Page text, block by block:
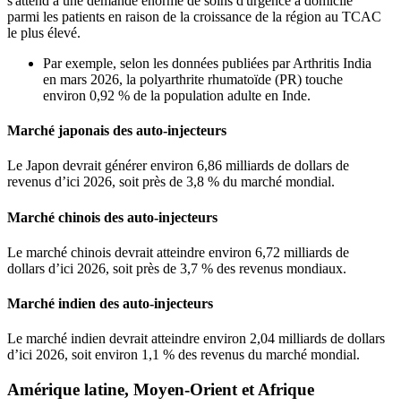
parmi les patients en raison de la croissance de la région au TCAC
le plus élevé.
Par exemple, selon les données publiées par Arthritis India
en mars 2026, la polyarthrite rhumatoïde (PR) touche
environ 0,92 % de la population adulte en Inde.
Marché japonais des auto-injecteurs
Le Japon devrait générer environ 6,86 milliards de dollars de
revenus d’ici 2026, soit près de 3,8 % du marché mondial.
Marché chinois des auto-injecteurs
Le marché chinois devrait atteindre environ 6,72 milliards de
dollars d’ici 2026, soit près de 3,7 % des revenus mondiaux.
Marché indien des auto-injecteurs
Le marché indien devrait atteindre environ 2,04 milliards de dollars
d’ici 2026, soit environ 1,1 % des revenus du marché mondial.
Amérique latine, Moyen-Orient et Afrique